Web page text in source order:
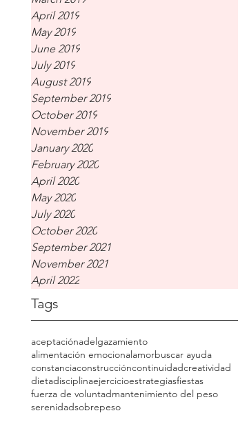
April 2019
May 2019
June 2019
July 2019
August 2019
September 2019
October 2019
November 2019
January 2020
February 2020
April 2020
May 2020
July 2020
October 2020
September 2021
November 2021
April 2022
Tags
aceptaciónadelgazamiento
alimentación emocionalamorbuscar ayuda
constanciaconstruccióncontinuidadcreatividad
dietadisciplinaejercicioestrategiasfiestas
fuerza de voluntadmantenimiento del peso
serenidadsobrepeso